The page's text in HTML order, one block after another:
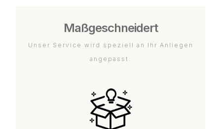
Maßgeschneidert
Unser Service wird speziell an Ihr Anliegen
angepasst.